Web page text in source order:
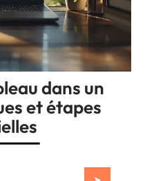
dans un
et étapes